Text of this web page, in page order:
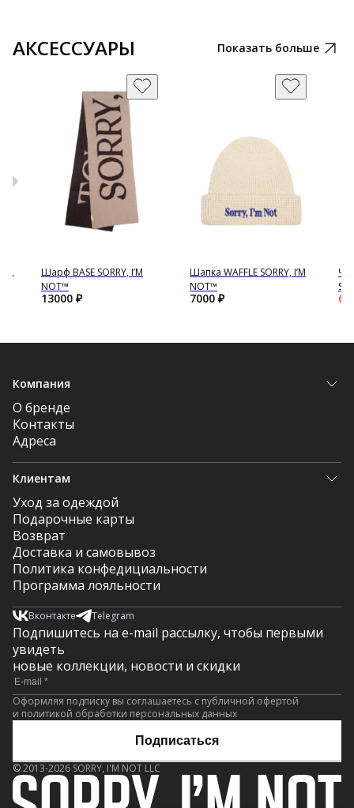
АКСЕССУАРЫ Показать больше
Шарф BASE SORRY, I’M
NOT™
13000 ₽
Шапка WAFFLE SORRY, I’M
NOT™
7000 ₽
Компания
О бренде
Контакты
Адреса
Клиентам
Уход за одеждой
Подарочные карты
Возврат
Доставка и самовывоз
Политика конфедициальности
Программа лояльности
Вконтакте Telegram
Подпишитесь на e-mail рассылку, чтобы первыми
увидеть
новые коллекции, новости и скидки
Оформляя подписку вы соглашаетесь с публичной офертой
и политикой обработки персональных данных
Подписаться
© 2013-2026 SORRY, I'M NOT LLC